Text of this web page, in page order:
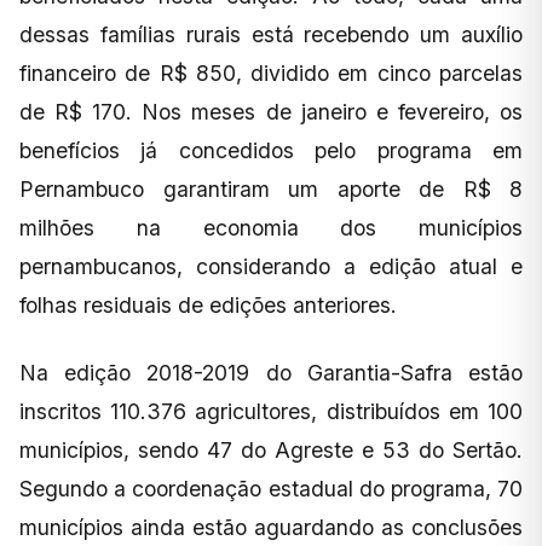
dessas famílias rurais está recebendo um auxílio
financeiro de R$ 850, dividido em cinco parcelas
de R$ 170. Nos meses de janeiro e fevereiro, os
benefícios já concedidos pelo programa em
Pernambuco garantiram um aporte de R$ 8
milhões na economia dos municípios
pernambucanos, considerando a edição atual e
folhas residuais de edições anteriores.
Na edição 2018-2019 do Garantia-Safra estão
inscritos 110.376 agricultores, distribuídos em 100
municípios, sendo 47 do Agreste e 53 do Sertão.
Segundo a coordenação estadual do programa, 70
municípios ainda estão aguardando as conclusões